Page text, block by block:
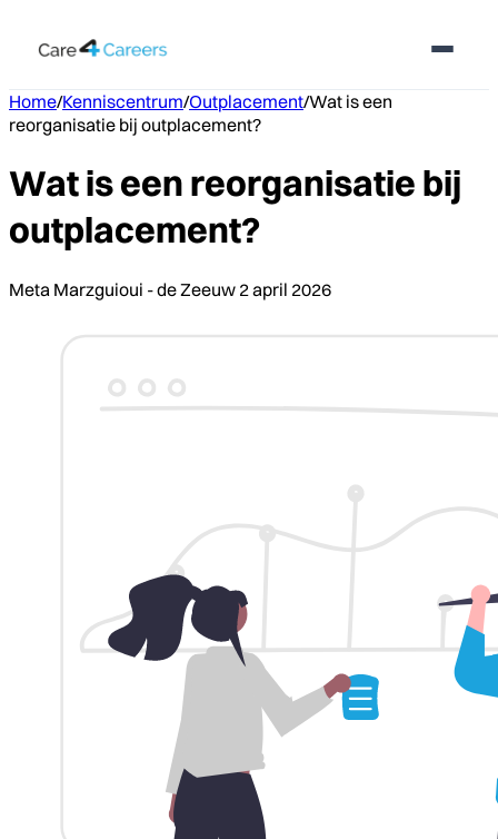
Home/Kenniscentrum/Outplacement/Wat is een
reorganisatie bij outplacement?
Wat is een reorganisatie bij
outplacement?
Meta Marzguioui - de Zeeuw 2 april 2026